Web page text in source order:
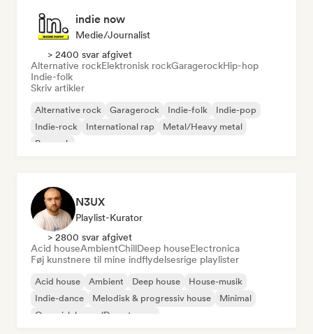
indie now
Medie/journalist
> 2400 svar afgivet
Alternative rockElektronisk rockGaragerockHip-hop
Indie-folk
Skriv artikler
Alternative rock Garagerock Indie-folk
Indie-pop
Indie-rock
International rap
Metal/Heavy metal
Poprock
N3UX
Playlist-Kurator
> 2800 svar afgivet
Acid houseAmbientChillDeep houseElectronica
Føj kunstnere til mine indflydelsesrige playlister
Acid house Ambient Deep house
House-musik
Indie-dance
Melodisk & progressiv house
Minimal
Organisk house/Downtempo